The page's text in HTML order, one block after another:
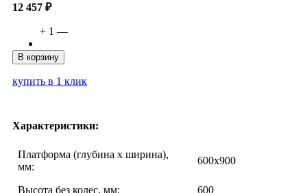
12 457 ₽
+ 1 —
В корзину
купить в 1 клик
Характеристики:
Платформа (глубина х ширина),
мм:
600х900
Высота без колес, мм:
600